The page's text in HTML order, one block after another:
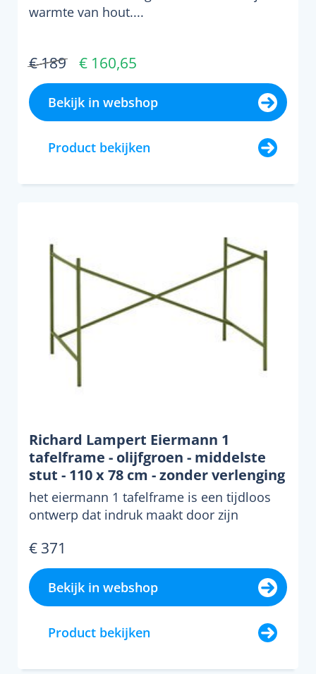
warmte van hout....
€ 189 € 160,65
Bekijk in webshop
Product bekijken
Richard Lampert Eiermann 1
tafelframe - olijfgroen - middelste
stut - 110 x 78 cm - zonder verlenging
(hoogte 66 cm)
het eiermann 1 tafelframe is een tijdloos
ontwerp dat indruk maakt door zijn
€ 371
Bekijk in webshop
Product bekijken